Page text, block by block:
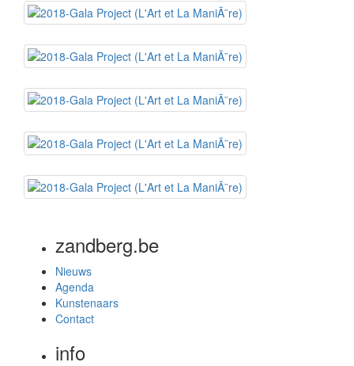
zandberg.be
Nieuws
Agenda
Kunstenaars
Contact
info